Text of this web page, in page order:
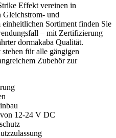
Effekt vereinen in
Gleichstrom- und
Sortiment finden Sie
– mit Zertifizierung
dormakaba Qualität.
für alle gängigen
Zubehör zur
12-24 V DC